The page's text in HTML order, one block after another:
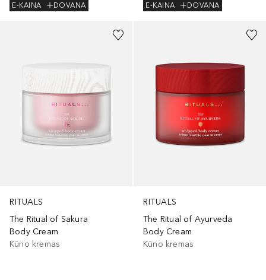
E-KAINA
DOVANA
E-KAINA
DOVANA
RITUALS
The Ritual of Sakura
Body Cream
Kūno kremas
RITUALS
The Ritual of Ayurveda
Body Cream
Kūno kremas